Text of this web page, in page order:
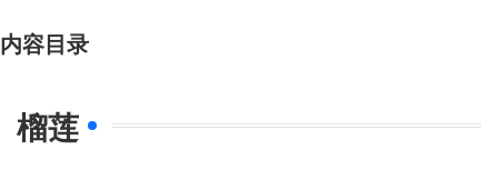
内容目录
榴莲